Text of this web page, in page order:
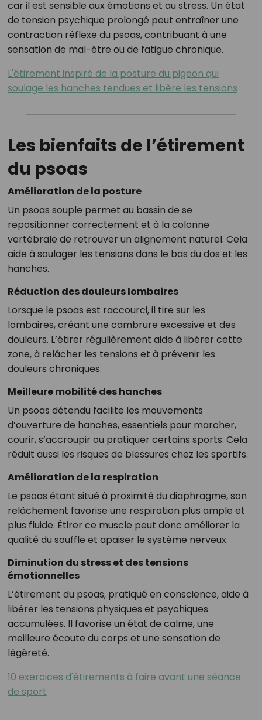
car il est sensible aux émotions et au stress. Un état
de tension psychique prolongé peut entraîner une
contraction réflexe du psoas, contribuant à une
sensation de mal-être ou de fatigue chronique.
L'étirement inspiré de la posture du pigeon qui
soulage les hanches tendues et libère les tensions
Les bienfaits de l’étirement
du psoas
Amélioration de la posture
Un psoas souple permet au bassin de se
repositionner correctement et à la colonne
vertébrale de retrouver un alignement naturel. Cela
aide à soulager les tensions dans le bas du dos et les
hanches.
Réduction des douleurs lombaires
Lorsque le psoas est raccourci, il tire sur les
lombaires, créant une cambrure excessive et des
douleurs. L’étirer régulièrement aide à libérer cette
zone, à relâcher les tensions et à prévenir les
douleurs chroniques.
Meilleure mobilité des hanches
Un psoas détendu facilite les mouvements
d’ouverture de hanches, essentiels pour marcher,
courir, s’accroupir ou pratiquer certains sports. Cela
réduit aussi les risques de blessures chez les sportifs.
Amélioration de la respiration
Le psoas étant situé à proximité du diaphragme, son
relâchement favorise une respiration plus ample et
plus fluide. Étirer ce muscle peut donc améliorer la
qualité du souffle et apaiser le système nerveux.
Diminution du stress et des tensions
émotionnelles
L’étirement du psoas, pratiqué en conscience, aide à
libérer les tensions physiques et psychiques
accumulées. Il favorise un état de calme, une
meilleure écoute du corps et une sensation de
légèreté.
10 exercices d'étirements à faire avant une séance
de sport